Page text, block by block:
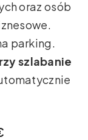
oraz osób
parking.
szlabanie